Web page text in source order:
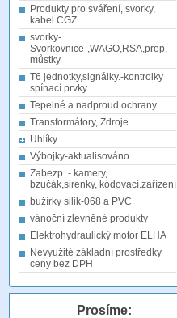
Produkty pro sváření, svorky,
kabel CGZ
svorky-
Svorkovnice-,WAGO,RSA,prop,
můstky
T6 jednotky,signálky.-kontrolky
spínací prvky
Tepelné a nadproud.ochrany
Transformátory, Zdroje
Uhlíky
Výbojky-aktualisováno
Zabezp. - kamery,
bzučák,sirenky, kódovací.zařízení
bužírky silik-068 a PVC
vánoční zlevněné produkty
Elektrohydraulický motor ELHA
Nevyužité základní prostředky
ceny bez DPH
Prosíme: